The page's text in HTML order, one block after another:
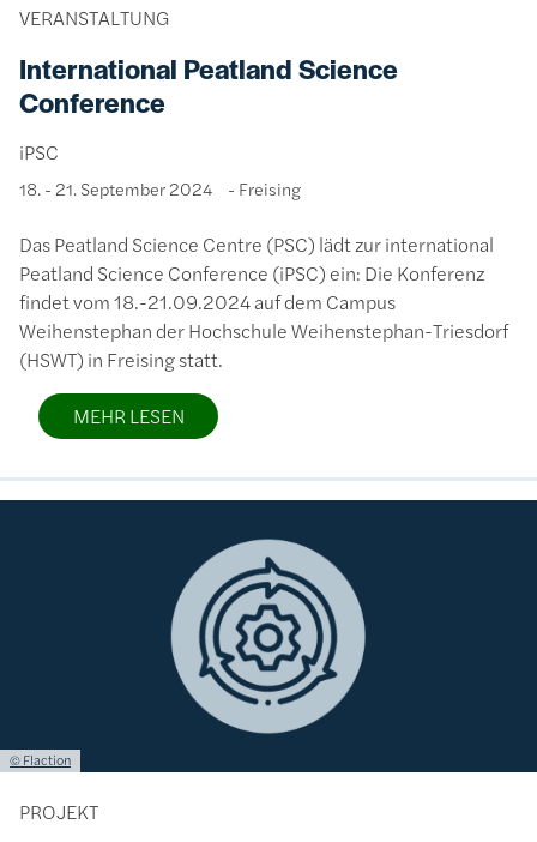
VERANSTALTUNG
International Peatland Science
Conference
iPSC
18. - 21. September 2024 Freising
Das Peatland Science Centre (PSC) lädt zur international
Peatland Science Conference (iPSC) ein: Die Konferenz
findet vom 18.-21.09.2024 auf dem Campus
Weihenstephan der Hochschule Weihenstephan-Triesdorf
(HSWT) in Freising statt.
MEHR LESEN
Lizenzinformationen einschließlich Urheberrecht
© Flaction
PROJEKT